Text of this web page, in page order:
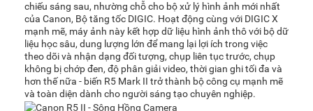
chiếu sáng sau, nhường chỗ cho bộ xử lý hình ảnh mới nhất
của Canon, Bộ tăng tốc DIGIC. Hoạt động cùng với DIGIC X
mạnh mẽ, máy ảnh này kết hợp dữ liệu hình ảnh thô với bộ dữ
liệu học sâu, dung lượng lớn để mang lại lợi ích trong việc
theo dõi và nhận dạng đối tượng, chụp liên tục trước, chụp
không bị chớp đen, độ phân giải video, thời gian ghi tối đa và
hơn thế nữa - biến R5 Mark II trở thành bộ công cụ mạnh mẽ
và toàn diện dành cho người sáng tạo chuyên nghiệp.